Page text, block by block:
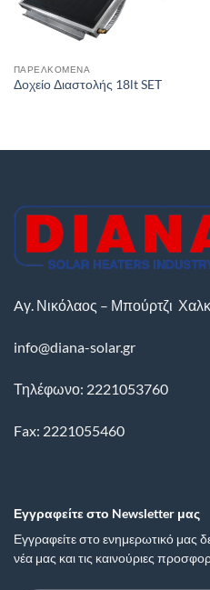
ΠΑΡΕΛΚΌΜΕΝΑ
Δοχείο Διαστολής 18lt SET
Aγ. Νικόλαος – Μπούρτζι
info@diana-solar.gr
Τηλέφωνο: 2221053760
Fax: 2221055460
Εγγραφείτε στο Newsletter μας
Εγγραφείτε στο ενημερωτικό μας
νέα μας και τις καινούριες